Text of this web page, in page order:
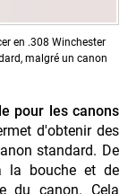
en .308 Winchester
malgré un canon
pour les canons
d'obtenir des
standard. De
la bouche et de
du canon. Cela